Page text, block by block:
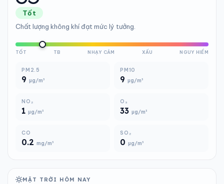
Tốt
Chất lượng không khí đạt mức lý tưởng.
TỐT TB NHẠY CẢM XẤU NGUY HIỂM
PM2.5
9 µg/m³
PM10
9 µg/m³
NO₂
1 µg/m³
O₃
33 µg/m³
CO
0.2 mg/m³
SO₂
0 µg/m³
MẶT TRỜI HÔM NAY